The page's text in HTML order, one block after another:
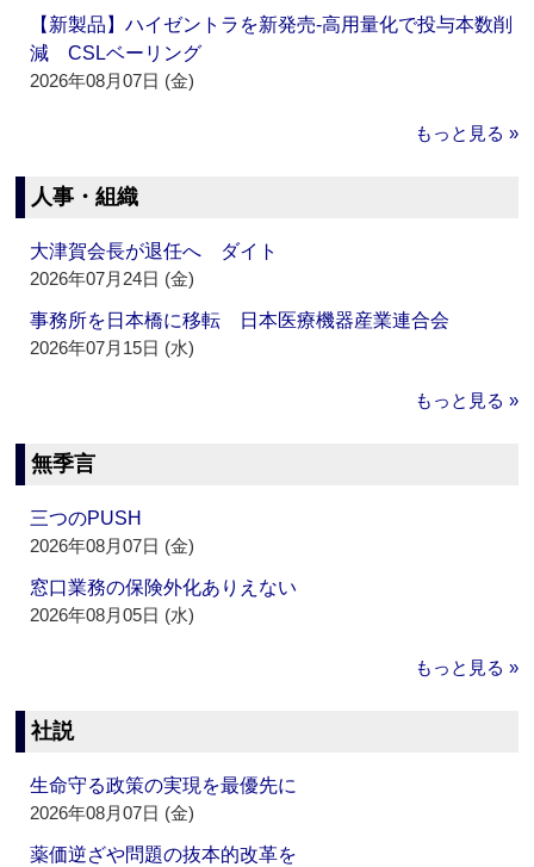
【新製品】ハイゼントラを新発売‐高用量化で投与本数削
減 CSLベーリング
2026年08月07日 (金)
もっと見る »
人事・組織
大津賀会長が退任へ ダイト
2026年07月24日 (金)
事務所を日本橋に移転 日本医療機器産業連合会
2026年07月15日 (水)
もっと見る »
無季言
三つのPUSH
2026年08月07日 (金)
窓口業務の保険外化ありえない
2026年08月05日 (水)
もっと見る »
社説
生命守る政策の実現を最優先に
2026年08月07日 (金)
薬価逆ざや問題の抜本的改革を